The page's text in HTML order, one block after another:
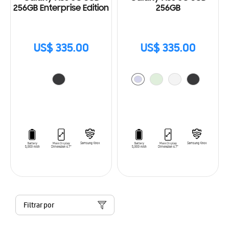
256GB Enterprise Edition
US$ 335.00
256GB
US$ 335.00
Filtrar por